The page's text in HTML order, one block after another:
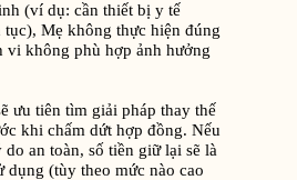
(ví dụ: cần thiết bị y tế
tục), Mẹ không thực hiện đúng
vi không phù hợp ảnh hưởng
ưu tiên tìm giải pháp thay thế
khi chấm dứt hợp đồng. Nếu
an toàn, số tiền giữ lại sẽ là
dụng (tùy theo mức nào cao